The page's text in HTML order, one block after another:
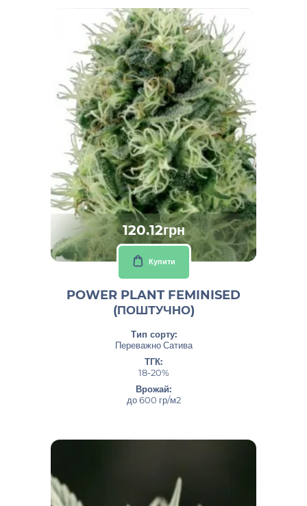
120.12грн
Купити
POWER PLANT FEMINISED
(ПОШТУЧНО)
Тип сорту:
Переважно Сатива
ТГК:
18-20%
Врожай:
до 600 гр/м2